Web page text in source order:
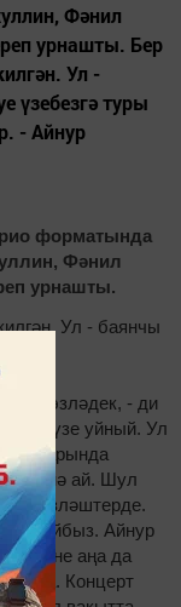
Фәнил
урнашты. Бер
Ул -
үзебезгә туры
- Айнур
форматында
Фәнил
урнашты.
Ул - баянчы
эзләдек, - ди
бии, үзе уйный. Ул
генә ай. Шул
үзләштерде.
аңлыйбыз. Айнур
җене аңа да
Концерт